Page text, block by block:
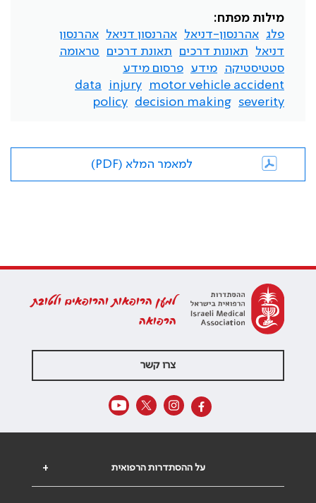
מילות מפתח:
פלג
אהרנסון-דניאל אהרנסון דניאל
אהרנסון
דניאל
תאונות דרכים תאונת דרכים
טראומה
סטטיסטיקה
מידע
פרסום מידע
motor vehicle accident
injury
data
severity
decision making
policy
למאמר המלא (PDF)
למען הרופאות והרופאים ולטובת
הרפואה
צרו קשר
+ על ההסתדרות הרפואית